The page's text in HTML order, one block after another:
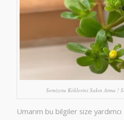
Semizotu Köklerini Sakın Atma !
Umarım bu bilgiler size yardımcı